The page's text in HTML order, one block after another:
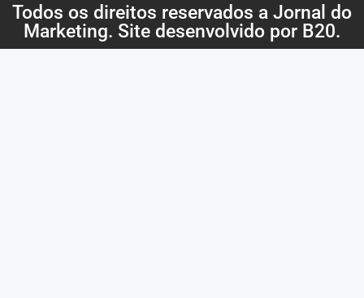
Todos os direitos reservados a Jornal do
Marketing. Site desenvolvido por B20.